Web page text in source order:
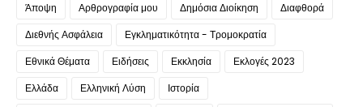
Άποψη Αρθρογραφία μου Δημόσια Διοίκηση
Διαφθορά
Διεθνής Ασφάλεια
Εγκληματικότητα - Τρομοκρατία
Εθνικά Θέματα
Ειδήσεις Εκκλησία
Εκλογές 2023
Ελλάδα
Ελληνική Λύση
Ιστορία